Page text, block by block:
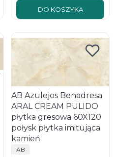
DO KOSZYKA
AB Azulejos Benadresa
ARAL CREAM PULIDO
płytka gresowa 60X120
połysk płytka imitująca
kamień
PRODUCENT
AB